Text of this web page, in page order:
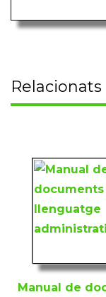
Relacionats
Manual de